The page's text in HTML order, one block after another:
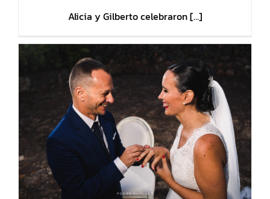
Alicia y Gilberto celebraron […]